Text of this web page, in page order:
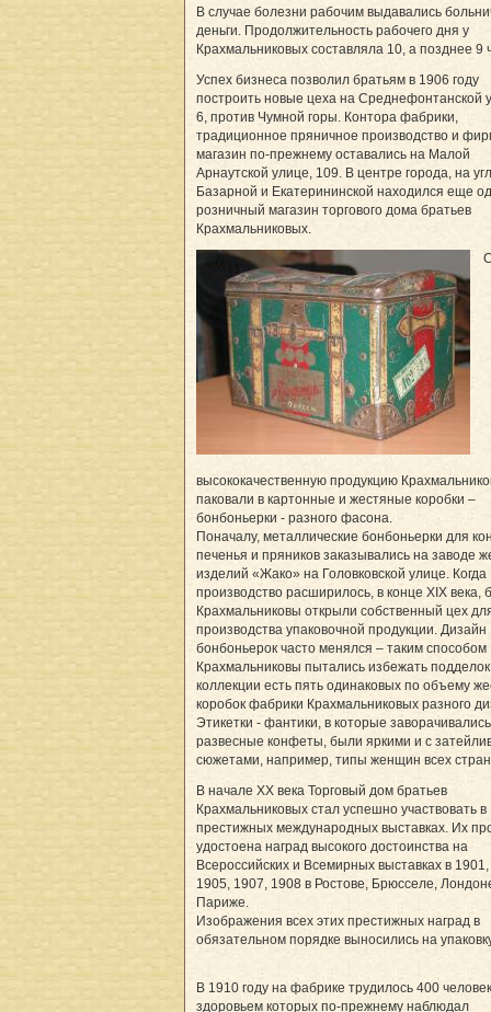
В случае болезни рабочим выдавались
деньги. Продолжительность рабочего дня у
Крахмальниковых составляла 10, а позднее 9
Успех бизнеса позволил братьям в 1906 году
построить новые цеха на Среднефонтанской
6, против Чумной горы. Контора фабрики,
традиционное пряничное производство и
магазин по-прежнему оставались на Малой
Арнаутской улице, 109. В центре города, на
Базарной и Екатерининской находился еще
розничный магазин торгового дома братьев
Крахмальниковых.
высококачественную продукцию
паковали в картонные и жестяные коробки –
бонбоньерки - разного фасона.
Поначалу, металлические бонбоньерки для
печенья и пряников заказывались на заводе
изделий «Жако» на Головковской улице. Когда
производство расширилось, в конце ХIХ века,
Крахмальниковы открыли собственный цех
производства упаковочной продукции. Дизайн
бонбоньерок часто менялся – таким способом
Крахмальниковы пытались избежать
коллекции есть пять одинаковых по объему
коробок фабрики Крахмальниковых разного
Этикетки - фантики, в которые заворачивались
развесные конфеты, были яркими и с
сюжетами, например, типы женщин всех
В начале ХХ века Торговый дом братьев
Крахмальниковых стал успешно участвовать в
престижных международных выставках. Их
удостоена наград высокого достоинства на
Всероссийских и Всемирных выставках в
1905, 1907, 1908 в Ростове, Брюсселе,
Париже.
Изображения всех этих престижных наград в
обязательном порядке выносились на
В 1910 году на фабрике трудилось 400
здоровьем которых по-прежнему наблюдал